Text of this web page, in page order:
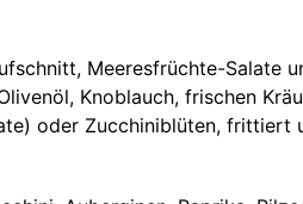
Meeresfrüchte-Salate
Knoblauch, frischen
oder Zucchiniblüten, frittiert